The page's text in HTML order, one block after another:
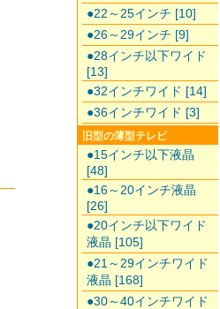
●22～25インチ [10]
●26～29インチ [9]
●28インチ以下ワイド
[13]
●32インチワイド [14]
●36インチワイド [3]
旧型の薄型テレビ
●15インチ以下液晶
[48]
●16～20インチ液晶
[26]
●20インチ以下ワイド
液晶 [105]
●21～29インチワイド
液晶 [168]
●30～40インチワイド